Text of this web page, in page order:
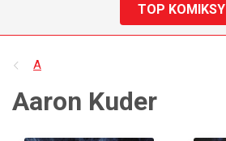
TOP KOMIKSY
A
Aaron Kuder